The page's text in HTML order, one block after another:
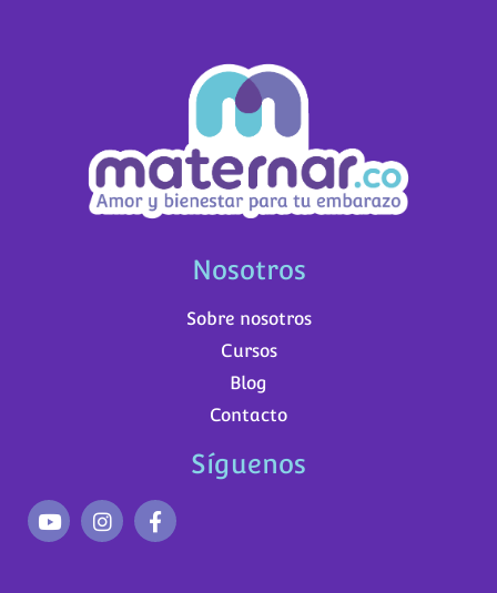
Nosotros
Sobre nosotros
Cursos
Blog
Contacto
Síguenos